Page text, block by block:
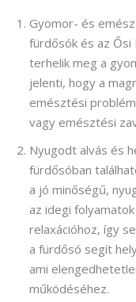
Gyomor- és
fürdősók és az Ősi
terhelik meg a
jelenti, hogy a
emésztési
vagy emésztési
Nyugodt alvás és
fürdősóban
a jó minőségű,
az idegi
relaxációhoz, így
a fürdősó segít
ami
működéséhez.